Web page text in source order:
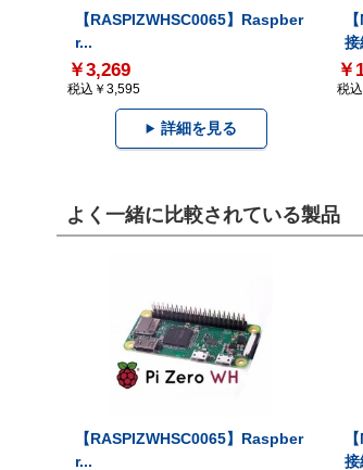
【RASPIZWHSC0065】Raspber
r...
￥3,269
税込￥3,595
詳細を見る
接
￥
税
よく一緒に比較されている製品
【RASPIZWHSC0065】Raspber
r...
接